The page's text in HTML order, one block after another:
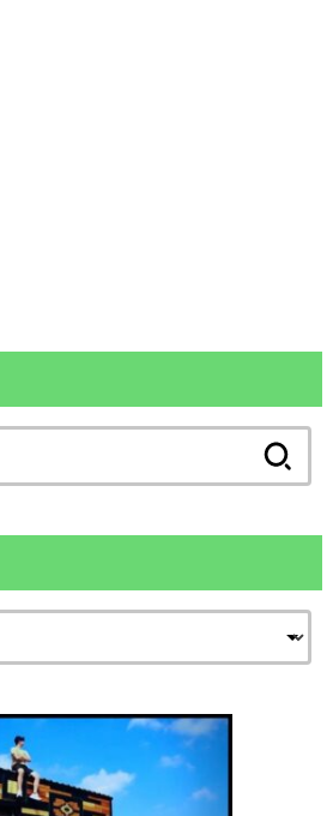
索: